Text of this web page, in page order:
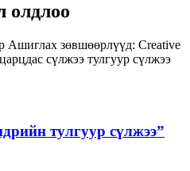
олдлоо
Ашиглах зөвшөөрлүүд: Creative
царцдас сүлжээ тулгуур сүлжээ
тулгуур сүлжээ”